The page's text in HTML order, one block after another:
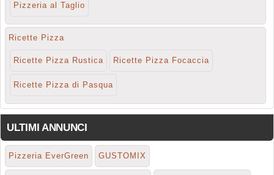
Pizzeria al Taglio
Ricette Pizza
Ricette Pizza Rustica Ricette Pizza Focaccia
Ricette Pizza di Pasqua
ULTIMI ANNUNCI
Pizzeria EverGreen GUSTOMIX